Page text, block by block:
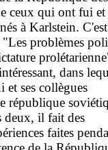
ceux qui ont fui
à Karlstein.
problèmes
dans
ses collègues
république
deux, il fait des
faites